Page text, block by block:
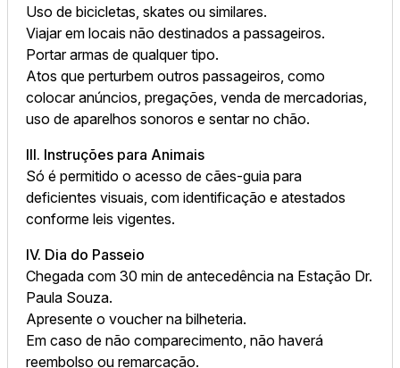
Uso de bicicletas, skates ou similares.
Viajar em locais não destinados a passageiros.
Portar armas de qualquer tipo.
Atos que perturbem outros passageiros, como
colocar anúncios, pregações, venda de mercadorias,
uso de aparelhos sonoros e sentar no chão.
III. Instruções para Animais
Só é permitido o acesso de cães-guia para
deficientes visuais, com identificação e atestados
conforme leis vigentes.
IV. Dia do Passeio
Chegada com 30 min de antecedência na Estação Dr.
Paula Souza.
Apresente o voucher na bilheteria.
Em caso de não comparecimento, não haverá
reembolso ou remarcação.